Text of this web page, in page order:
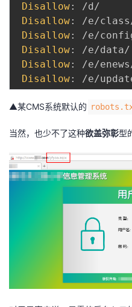
发
者
学
我
的
我
Programs
的
支
持
技
术
的
云
Disallow:
/d/
Disallow:
/e/
Disallow:
/e/
Disallow:
/e/data/
Disallow:
/e/
Disallow:
▲某CMS系统默认的
当然，也少不了这种欲盖弥彰型